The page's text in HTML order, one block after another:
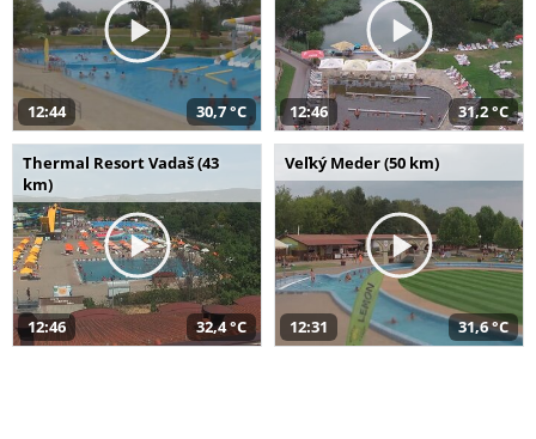
12:44 30,7 °C 12:46 31,2 °C
Thermal Resort Vadaš (43
km)
12:46 32,4 °C
Veľký Meder (50 km)
12:31 31,6 °C